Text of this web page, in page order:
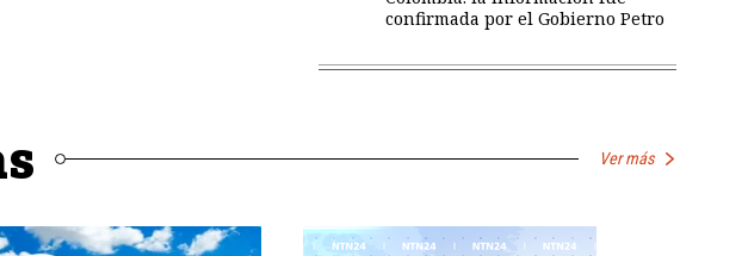
confirmada por el Gobierno Petro
Ver más